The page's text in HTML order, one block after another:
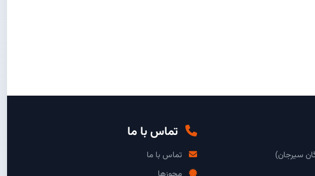
سیرجان)
تماس با ما
تماس با ما